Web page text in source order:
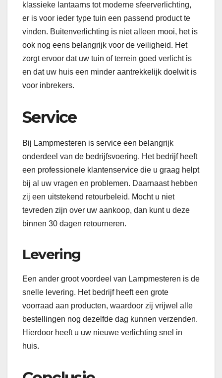
klassieke lantaarns tot moderne sfeerverlichting,
er is voor ieder type tuin een passend product te
vinden. Buitenverlichting is niet alleen mooi, het is
ook nog eens belangrijk voor de veiligheid. Het
zorgt ervoor dat uw tuin of terrein goed verlicht is
en dat uw huis een minder aantrekkelijk doelwit is
voor inbrekers.
Service
Bij Lampmesteren is service een belangrijk
onderdeel van de bedrijfsvoering. Het bedrijf heeft
een professionele klantenservice die u graag helpt
bij al uw vragen en problemen. Daarnaast hebben
zij een uitstekend retourbeleid. Mocht u niet
tevreden zijn over uw aankoop, dan kunt u deze
binnen 30 dagen retourneren.
Levering
Een ander groot voordeel van Lampmesteren is de
snelle levering. Het bedrijf heeft een grote
voorraad aan producten, waardoor zij vrijwel alle
bestellingen nog dezelfde dag kunnen verzenden.
Hierdoor heeft u uw nieuwe verlichting snel in
huis.